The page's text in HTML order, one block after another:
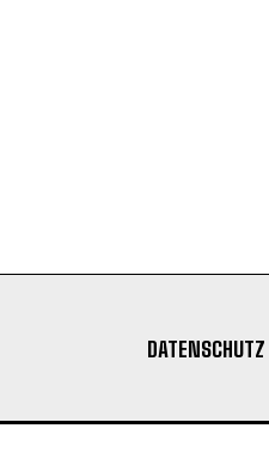
DATENSCHUTZ